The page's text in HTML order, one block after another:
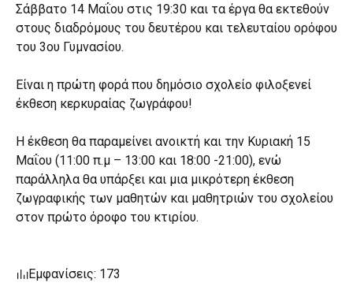
Σάββατο 14 Μαΐου στις 19:30 και τα έργα θα εκτεθούν
στους διαδρόμους του δευτέρου και τελευταίου ορόφου
του 3ου Γυμνασίου.
Είναι η πρώτη φορά που δημόσιο σχολείο φιλοξενεί
έκθεση κερκυραίας ζωγράφου!
Η έκθεση θα παραμείνει ανοικτή και την Κυριακή 15
Μαΐου (11:00 π.μ – 13:00 και 18:00 -21:00), ενώ
παράλληλα θα υπάρξει και μια μικρότερη έκθεση
ζωγραφικής των μαθητών και μαθητριών του σχολείου
στον πρώτο όροφο του κτιρίου.
Εμφανίσεις: 173